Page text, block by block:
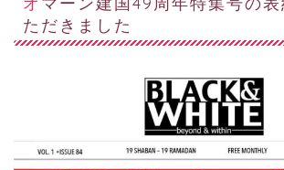
ただきました